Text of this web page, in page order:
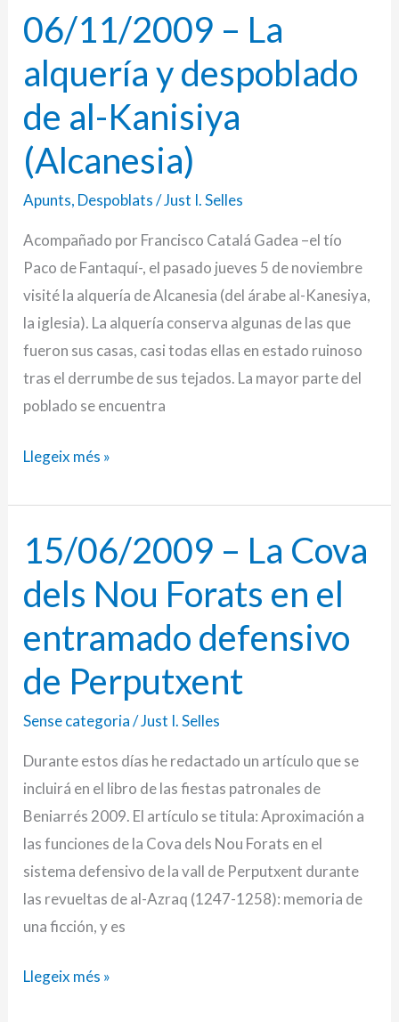
06/11/2009 – La
alquería y despoblado
de al-Kanisiya
(Alcanesia)
Apunts, Despoblats/Just I. Selles
Acompañado por Francisco Catalá Gadea –el tío
Paco de Fantaquí-, el pasado jueves 5 de noviembre
visité la alquería de Alcanesia (del árabe al-Kanesiya,
la iglesia). La alquería conserva algunas de las que
fueron sus casas, casi todas ellas en estado ruinoso
tras el derrumbe de sus tejados. La mayor parte del
poblado se encuentra
06/11/2009
–
La
alquería
y
despoblado
al-
Kanisiya
(Alcanesia)
Llegeix més »
15/06/2009 – La Cova
dels Nou Forats en el
entramado defensivo
de Perputxent
Sense categoria/Just I. Selles
Durante estos días he redactado un artículo que se
incluirá en el libro de las fiestas patronales de
Beniarrés 2009. El artículo se titula: Aproximación a
las funciones de la Cova dels Nou Forats en el
sistema defensivo de la vall de Perputxent durante
las revueltas de al-Azraq (1247-1258): memoria de
una ficción, y es
15/06/2009
–
La
dels
Nou
el
entramado
defensivo
de
Perputxent
Llegeix més »